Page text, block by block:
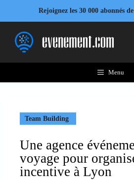
contenu
Rejoignez les 30 000 abonnés
Menu
Team Building
Une agence
voyage pour
incentive à Lyon